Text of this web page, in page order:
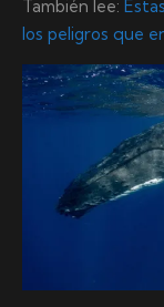
También lee:
los peligros que